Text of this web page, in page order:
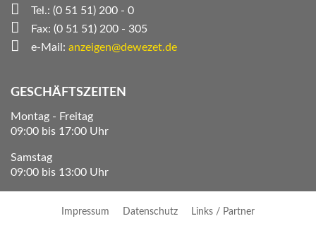
Tel.: (0 51 51) 200 - 0
Fax: (0 51 51) 200 - 305
e-Mail: anzeigen@dewezet.de
GESCHÄFTSZEITEN
Montag - Freitag
09:00 bis 17:00 Uhr
Samstag
09:00 bis 13:00 Uhr
Impressum Datenschutz Links / Partner